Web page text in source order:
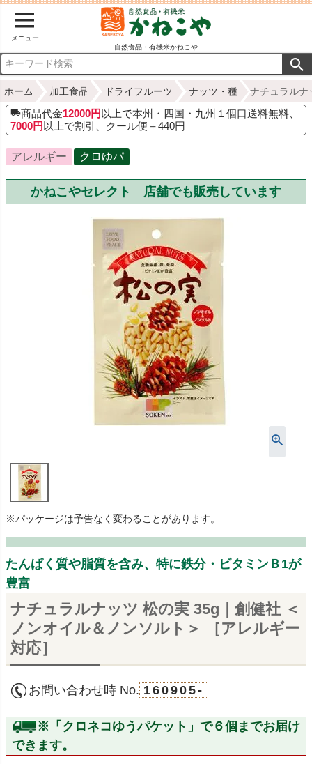
メニュー
自然食品・有機米かねこや
ホーム 加工食品 ドライフルーツ ナッツ・種 ナチュラルナ
商品代金12000円 以上で本州・四国・九州１個口送料無料、
7000円 以上で割引、クール便＋440円
アレルギー クロゆパ
かねこやセレクト 店舗でも販売しています
※パッケージは予告なく変わることがあります。
たんぱく質や脂質を含み、特に鉄分・ビタミンＢ1が
豊富
ナチュラルナッツ 松の実 35g｜創健社 ＜
ノンオイル＆ノンソルト＞ ［アレルギー
対応］
お問い合わせ時 No. 160905-
※「クロネコゆうパケット」で６個までお届け
できます。